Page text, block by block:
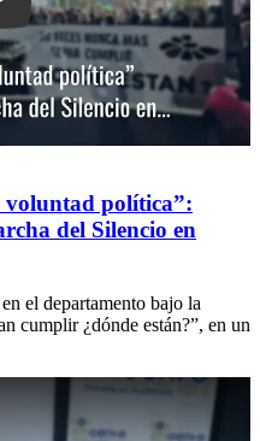
“La tierra habla, pero falta
política”:
del Silencio en
el departamento bajo la
cumplir ¿dónde están?”, en un